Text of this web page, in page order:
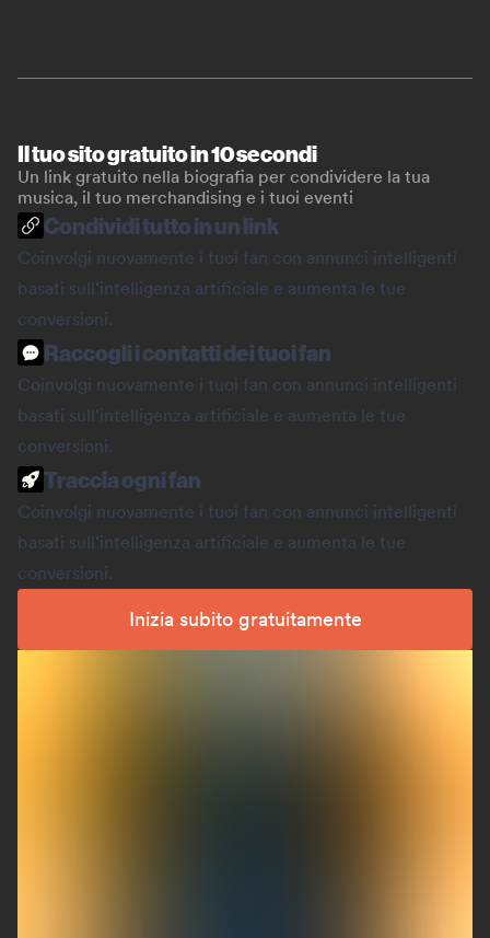
Il tuo sito gratuito in 10 secondi
Un link gratuito nella biografia per condividere la tua
musica, il tuo merchandising e i tuoi eventi
Condividi tutto in un link
Coinvolgi nuovamente i tuoi fan con annunci intelligenti
basati sull'intelligenza artificiale e aumenta le tue
conversioni.
Raccogli i contatti dei tuoi fan
Coinvolgi nuovamente i tuoi fan con annunci intelligenti
basati sull'intelligenza artificiale e aumenta le tue
conversioni.
Traccia ogni fan
Coinvolgi nuovamente i tuoi fan con annunci intelligenti
basati sull'intelligenza artificiale e aumenta le tue
conversioni.
Inizia subito gratuitamente